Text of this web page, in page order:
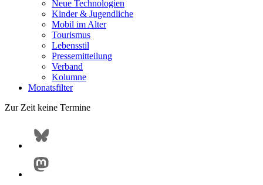
Neue Technologien
Kinder & Jugendliche
Mobil im Alter
Tourismus
Lebensstil
Pressemitteilung
Verband
Kolumne
Monatsfilter
Zur Zeit keine Termine